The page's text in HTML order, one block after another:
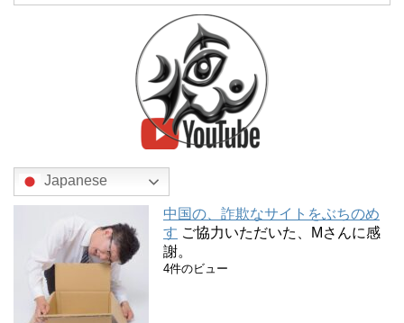
Japanese
中国の、詐欺なサイトをぶちのめ
す ご協力いただいた、Mさんに感
謝。
4件のビュー